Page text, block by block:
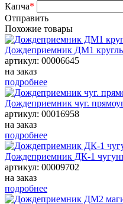
Капча*
Отправить
Похожие товары
Дождеприемник ДМ1
артикул: 00006645
на заказ
подробнее
Дождеприемник чуг.
артикул: 00016958
на заказ
подробнее
Дождеприемник ДК-1
артикул: 00009702
на заказ
подробнее